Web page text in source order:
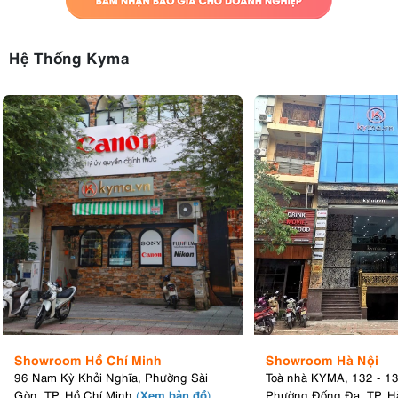
V1 có thể chụp liên tục lên đến 30 khung hình/giây khi sử dụng
học, cả hai đều có chức năng lấy nét tự động liên tục và tự động
phơi sáng.
3.4. Video mượt mà: 4K/60p với tỷ lệ cắt xén 1,4x
Đối với video, PowerShot V1 đi kèm với quạt làm mát tích hợp, một
tính năng hiếm thấy ở máy ảnh nhỏ gọn. Tính năng này giúp ngăn
ngừa tình trạng quá nhiệt trong các phiên ghi hình 4K dài. Máy
cũng ghi hình ở chế độ 4K ở tốc độ 60 fps với chế độ lấy mẫu quá
mức 5,7K. Ngoài ra, Canon Log 3 với độ sâu màu 10 bit sẽ mang
đến cho người dùng sự linh hoạt hơn trong quá trình hậu kỳ.
PowerShot V1 được trang bị tính năng ổn định quang học có thể
kết hợp với tính năng ổn định điện tử ở chế độ video. Ngoài ra còn
có chế độ 'Theo dõi chủ thể IS' giúp giữ chủ thể trong khung hình,
ngay cả khi di chuyển.
3.5. Ghi lại những cảnh quay dài mà không bị quá nhiệt
Hệ Thống Kyma
Showroom Hồ Chí Minh
96 Nam Kỳ Khởi Nghĩa, Phường Sài
Gòn, TP. Hồ Chí Minh (Xem bản đồ)
Showroom Hà Nội
Toà nhà KYMA, 132 -
Phường Đống Đa, TP.